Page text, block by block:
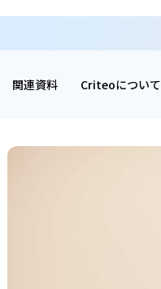
関連資料 Criteoについて